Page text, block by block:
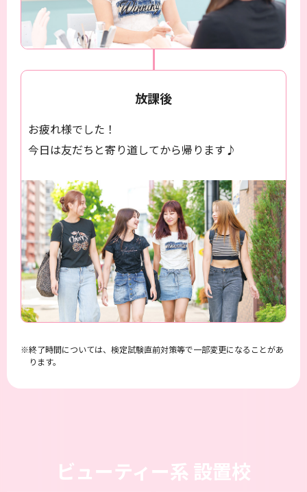
放課後
お疲れ様でした！
今日は友だちと寄り道してから帰ります♪
終了時間については、検定試験直前対策等で一部変更になることがあ
ります。
ビューティー系 設置校